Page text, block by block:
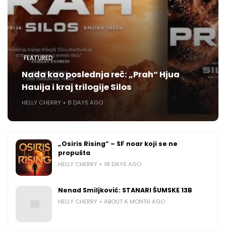
FEATURED
Nada kao poslednja reč: „Prah“ Hjua
Hauija i kraj trilogije Silos
HELLY CHERRY 8 DAYS AGO
„Osiris Rising“ – SF noar koji se ne
propušta
HELLY CHERRY 18 DAYS AGO
Nenad Smiljković: STANARI ŠUMSKE 13B
HELLY CHERRY ABOUT A MONTH AGO